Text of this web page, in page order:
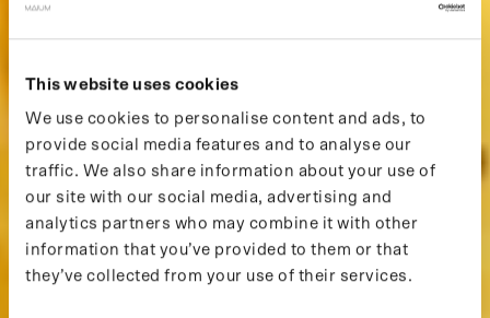
This website uses cookies
We use cookies to personalise content and ads, to
provide social media features and to analyse our
traffic. We also share information about your use of
our site with our social media, advertising and
analytics partners who may combine it with other
information that you’ve provided to them or that
they’ve collected from your use of their services.